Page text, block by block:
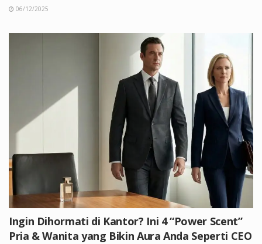
06/12/2025
Ingin Dihormati di Kantor? Ini 4 “Power Scent”
Pria & Wanita yang Bikin Aura Anda Seperti CEO